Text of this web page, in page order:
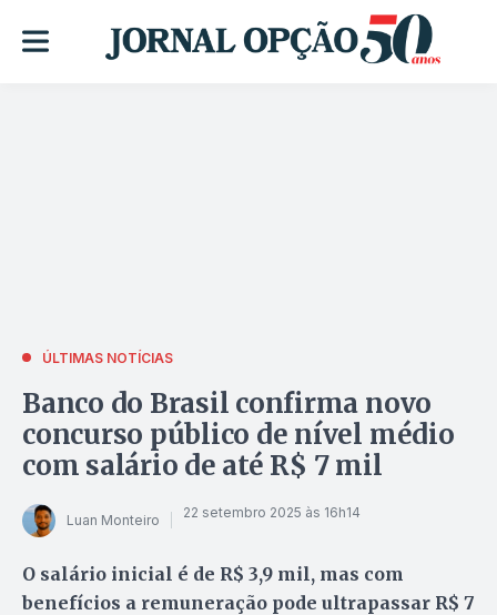
ÚLTIMAS NOTÍCIAS
Banco do Brasil confirma novo
concurso público de nível médio
com salário de até R$ 7 mil
Luan Monteiro 22 setembro 2025 às 16h14
O salário inicial é de R$ 3,9 mil, mas com
benefícios a remuneração pode ultrapassar R$ 7